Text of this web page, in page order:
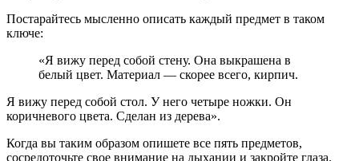
Постарайтесь мысленно описать каждый предмет в таком
ключе:
«Я вижу перед собой стену. Она выкрашена в
белый цвет. Материал — скорее всего, кирпич.
Я вижу перед собой стол. У него четыре ножки. Он
коричневого цвета. Сделан из дерева».
Когда вы таким образом опишете все пять предметов,
сосредоточьте свое внимание на дыхании и закройте глаза.